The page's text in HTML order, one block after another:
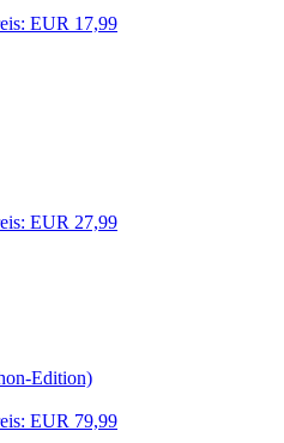
EUR 17,99
EUR 27,99
Edition)
EUR 79,99